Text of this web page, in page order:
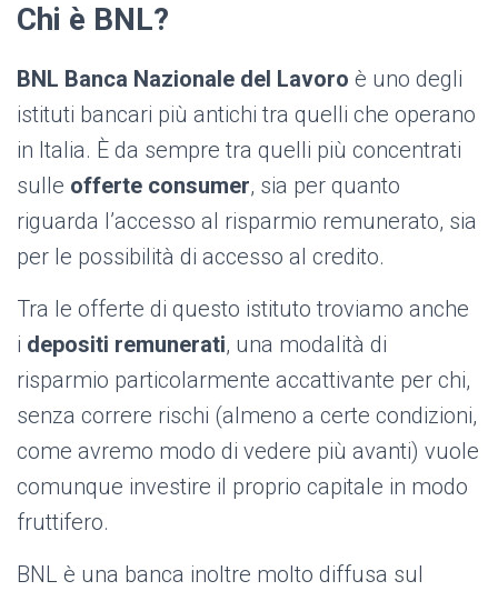
Chi è BNL?
BNL Banca Nazionale del Lavoro è uno degli
istituti bancari più antichi tra quelli che operano
in Italia. È da sempre tra quelli più concentrati
sulle offerte consumer, sia per quanto
riguarda l’accesso al risparmio remunerato, sia
per le possibilità di accesso al credito.
Tra le offerte di questo istituto troviamo anche
i depositi remunerati, una modalità di
risparmio particolarmente accattivante per chi,
senza correre rischi (almeno a certe condizioni,
come avremo modo di vedere più avanti) vuole
comunque investire il proprio capitale in modo
fruttifero.
BNL è una banca inoltre molto diffusa sul